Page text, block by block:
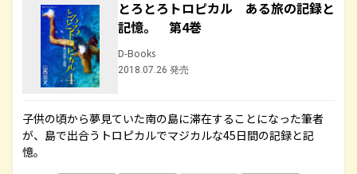
とろとろトロピカル ある旅の記録と
記憶。 第4巻
D-Books
2018.07.26 発売
子供の頃から夢見ていた南の島に滞在することになった筆者
が、島で出合うトロピカルでマジカルな45日間の記録と記
憶。